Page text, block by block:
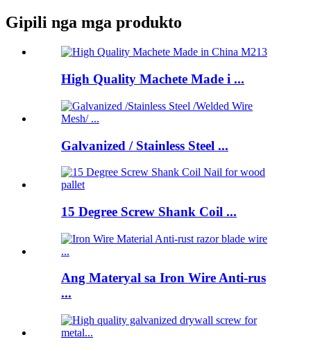
Gipili nga mga produkto
High Quality Machete Made i ...
Galvanized / Stainless Steel ...
15 Degree Screw Shank Coil ...
Ang Materyal sa Iron Wire Anti-rus
...